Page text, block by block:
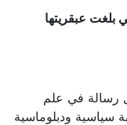
بلغت عبقريتها
رسالة في علم
بعد تجربة سياسية ودبلوماسية